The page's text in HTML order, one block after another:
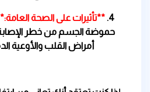
4. **تأثيرات على الصحة
حموضة الجسم من خطر
أمراض القلب والأوعية